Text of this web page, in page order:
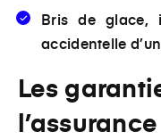
Bris de glace,
accidentelle
Les